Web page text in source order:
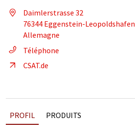
Daimlerstrasse 32
76344 Eggenstein-Leopoldshafen
Allemagne
Téléphone
CSAT.de
PROFIL PRODUITS